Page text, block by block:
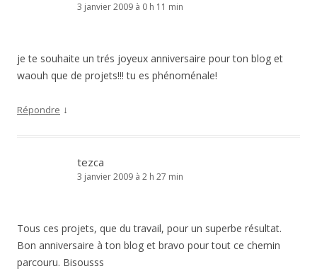
3 janvier 2009 à 0 h 11 min
je te souhaite un trés joyeux anniversaire pour ton blog et
waouh que de projets!!! tu es phénoménale!
Répondre ↓
tezca
3 janvier 2009 à 2 h 27 min
Tous ces projets, que du travail, pour un superbe résultat.
Bon anniversaire à ton blog et bravo pour tout ce chemin
parcouru. Bisousss